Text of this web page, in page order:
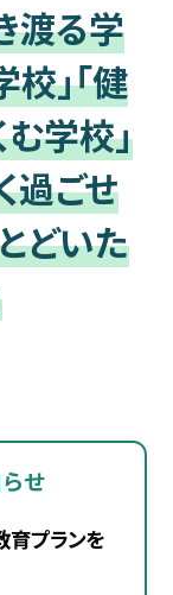
渡る学
」「健
学校」
過ごせ
どいた
せ
プランを